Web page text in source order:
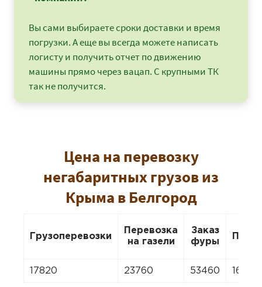
Вы сами выбираете сроки доставки и время
погрузки. А еще вы всегда можете написать
логисту и получить отчет по движению
машины прямо через вацап. С крупными ТК
так не получится.
Цена на перевозку
негабаритных грузов из
Крыма в Белгород
Грузоперевозки
Перевозка
на газели
Заказ
фуры
17820 23760 53460 16632